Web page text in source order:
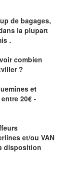
de bagages,
la plupart
.
combien
?
et
20€ -
et/ou VAN
disposition